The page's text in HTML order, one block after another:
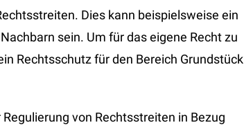
Dies kann beispielsweise ein
sein. Um für das eigene Recht zu
Rechtsschutz für den Bereich Grundstück
von Rechtsstreiten in Bezug